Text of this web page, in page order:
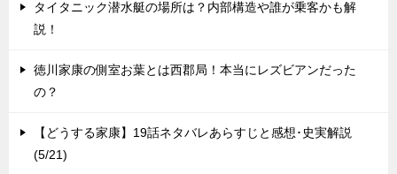
タイタニック潜水艇の場所は？内部構造や誰が乗客かも解
説！
徳川家康の側室お葉とは西郡局！本当にレズビアンだった
の？
【どうする家康】19話ネタバレあらすじと感想･史実解説
(5/21)